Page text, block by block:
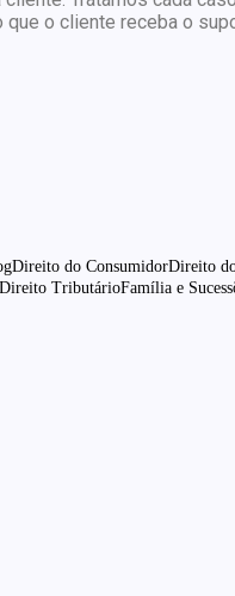
que o cliente receba o
Direito do ConsumidorDireito
Direito TributárioFamília e